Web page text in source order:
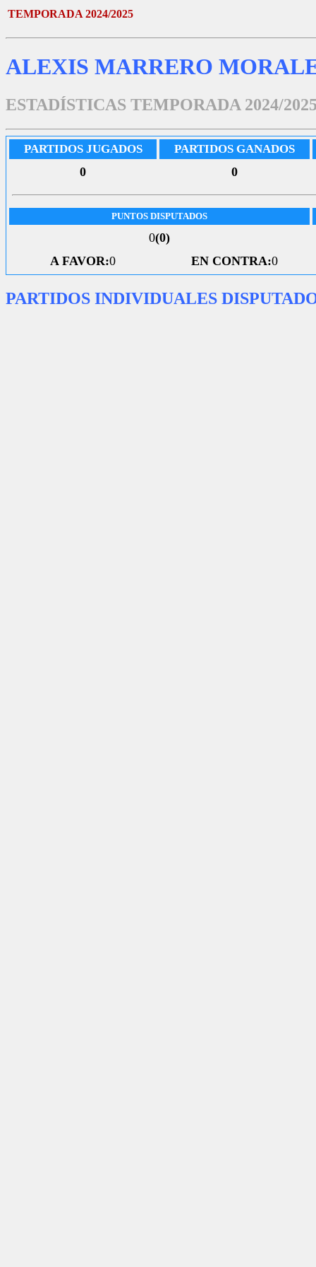
TEMPORADA 2024/2025
ALEXIS MARRERO
ESTADÍSTICAS TEMPORADA 2024/
PARTIDOS JUGADOS PARTIDOS GANADOS
0 0
PUNTOS DISPUTADOS
0(0)
A FAVOR:0 EN CONTRA:0
PARTIDOS INDIVIDUALES